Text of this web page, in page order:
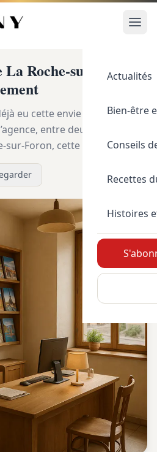
Actualités
Bien-être
Conseils
Recettes
Histoires
La Roche-sur-Foron :
eu cette envie de partir en
entre deux courses en
sur-Foron, cette recherche est
interlo...